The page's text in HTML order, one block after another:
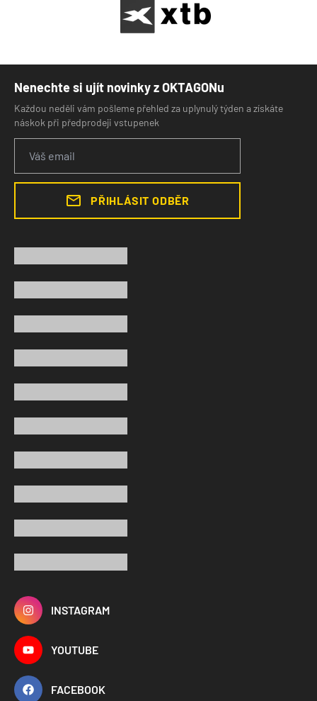
Nenechte si ujít novinky z OKTAGONu
Každou neděli vám pošleme přehled za uplynulý týden a získáte
náskok při předprodeji vstupenek
PŘIHLÁSIT ODBĚR
INSTAGRAM
YOUTUBE
FACEBOOK